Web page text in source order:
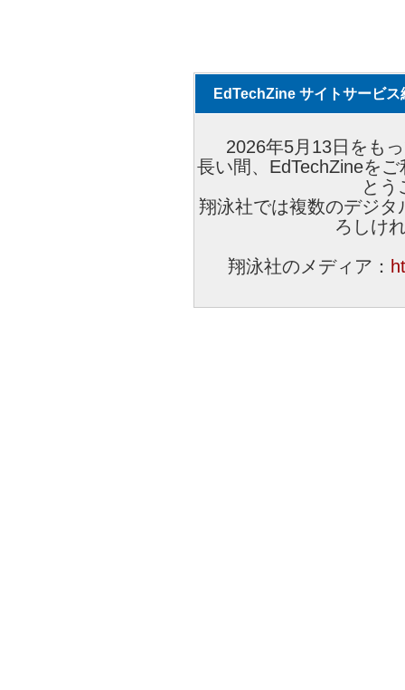
EdTechZine サイトサービス
2026年5月13日をも
長い間、EdTechZineを
とう
翔泳社では複数のデジ
ろしけ
翔泳社のメディア：